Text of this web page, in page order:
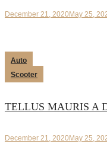
December 21, 2020May 25,
Auto
Scooter
TELLUS MAURIS A
December 21, 2020May 25,